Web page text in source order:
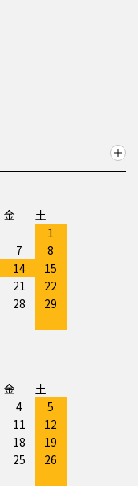
金
土
1
7
8
14
15
21
22
28
29
金
土
4
5
11
12
18
19
25
26